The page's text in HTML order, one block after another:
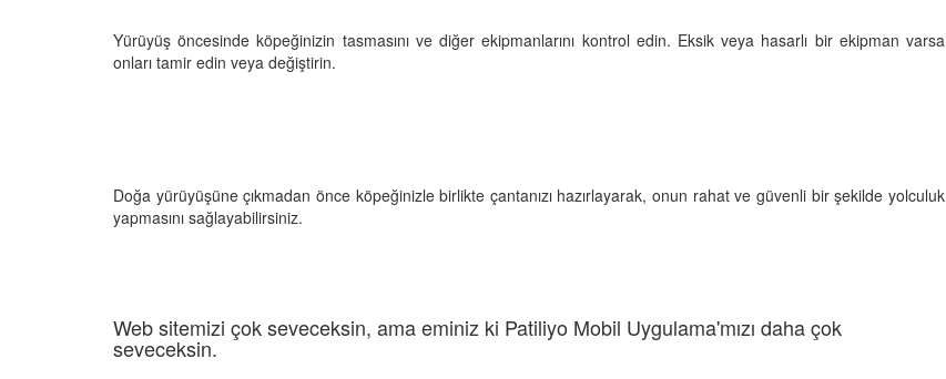
Yürüyüş öncesinde köpeğinizin tasmasını ve diğer ekipmanlarını kontrol edin. Eksik veya hasarlı bir ekipman varsa
onları tamir edin veya değiştirin.
Doğa yürüyüşüne çıkmadan önce köpeğinizle birlikte çantanızı hazırlayarak, onun rahat ve güvenli bir şekilde yolculuk
yapmasını sağlayabilirsiniz.
Web sitemizi çok seveceksin, ama eminiz ki Patiliyo Mobil Uygulama'mızı daha çok
seveceksin.